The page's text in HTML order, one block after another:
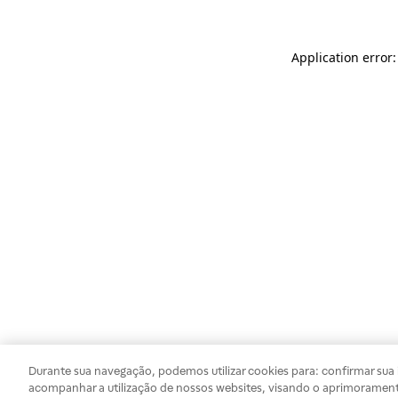
Application
Durante sua navegação, podemos utilizar cookies para: confirmar
acompanhar a utilização de nossos websites, visando o